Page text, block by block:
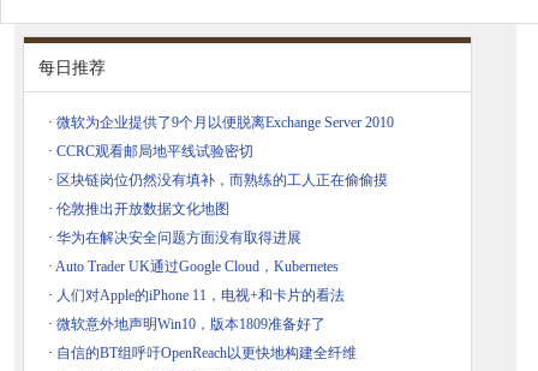
每日推荐
· 微软为企业提供了9个月以便脱离Exchange Server 2010
· CCRC观看邮局地平线试验密切
· 区块链岗位仍然没有填补，而熟练的工人正在偷偷摸
· 伦敦推出开放数据文化地图
· 华为在解决安全问题方面没有取得进展
· Auto Trader UK通过Google Cloud，Kubernetes
· 人们对Apple的iPhone 11，电视+和卡片的看法
· 微软意外地声明Win10，版本1809准备好了
· 自信的BT组呼吁OpenReach以更快地构建全纤维